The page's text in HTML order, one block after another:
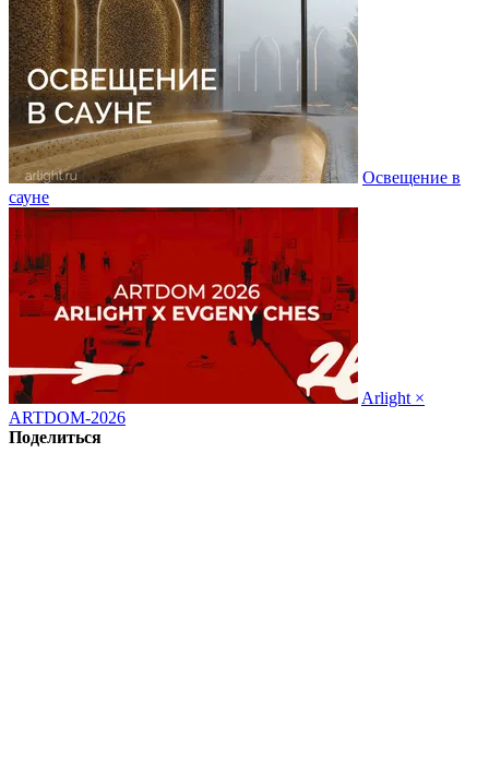
Освещение в
сауне
Arlight ×
ARTDOM-2026
Поделиться